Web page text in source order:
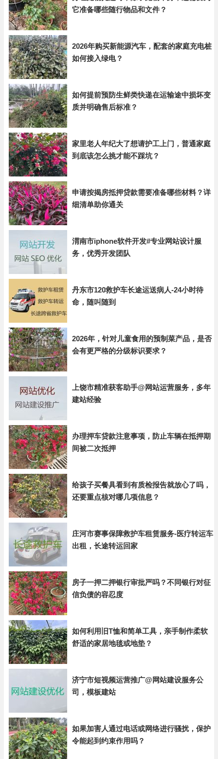
它准备哪些随行物品和文件？
2026年购买新能源汽车，配套的家庭充电桩
如何接入绿电？
如何提前预防生鲜类快递在运输途中损坏变
质并明确售后标准？
家里老人年纪大了想请护工上门，普通家庭
到底该怎么挑才能不踩坑？
申请按揭房抵押贷款需要准备哪些材料？详
细清单助你通关
渭南市iphone软件开发#专业网站设计服
务，优秀开发团队
丹东市120救护车长途运送病人-24小时待
命，随叫随到
2026年，针对儿童食用的预制菜产品，是否
会有更严格的分级标识要求？
上饶市精准获客助手@网站运营服务，多年
建站经验
办理押车贷款注意事项，防止车辆在抵押期
间被二次抵押
给孩子买餐具看到有质检报告就放心了吗，
还要重点核对哪几项信息？
庄河市赛事保障救护车租赁服务-医疗转运车
出租，长途转运回家
房子一押二押银行审批严吗？不同银行对征
信负债的容忍度
如何利用旧T恤和简单工具，亲手制作柔软
舒适的家居地毯或地垫？
济宁市短视频运营推广@网站建设服务公
司，模板建站
如果加害人通过电话或网络进行骚扰，保护
令能起到约束作用吗？